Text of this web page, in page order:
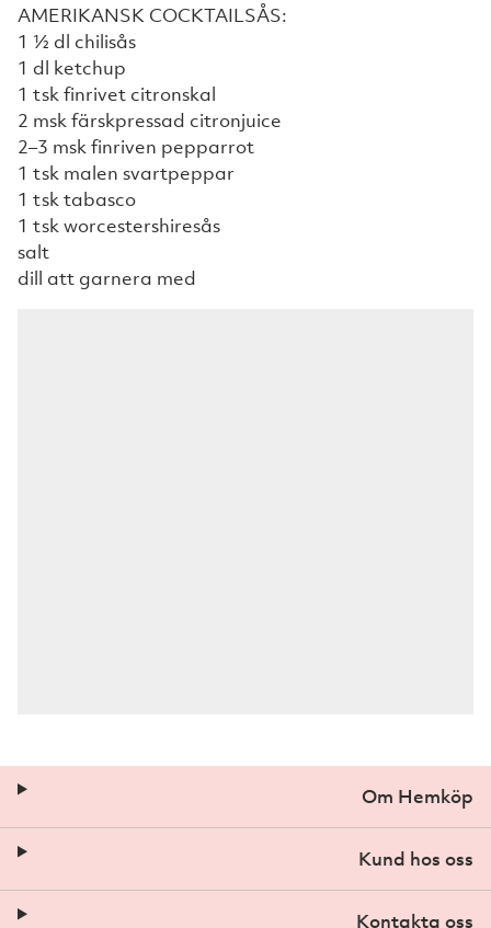
AMERIKANSK COCKTAILSÅS:
1 ½ dl chilisås
1 dl ketchup
1 tsk finrivet citronskal
2 msk färskpressad citronjuice
2–3 msk finriven pepparrot
1 tsk malen svartpeppar
1 tsk tabasco
1 tsk worcestershiresås
salt
dill att garnera med
Om Hemköp
Kund hos oss
Kontakta oss